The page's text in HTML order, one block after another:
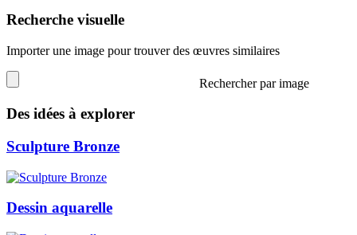
Recherche visuelle
Importer une image pour trouver des œuvres similaires
Rechercher par image
Des idées à explorer
Sculpture Bronze
Dessin aquarelle